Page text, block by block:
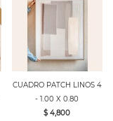
CUADRO PATCH LINOS 4
- 1.00 X 0.80
$ 4,800